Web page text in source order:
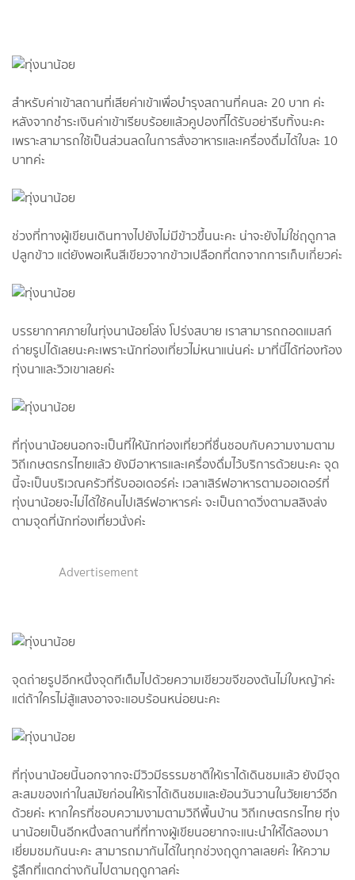
สำหรับค่าเข้าสถานที่เสียค่าเข้าเพื่อบำรุงสถานที่คนละ 20 บาท ค่ะ
หลังจากชำระเงินค่าเข้าเรียบร้อยแล้วคูปองที่ได้รับอย่ารีบทิ้งนะคะ
เพราะสามารถใช้เป็นส่วนลดในการสั่งอาหารและเครื่องดื่มได้ใบละ 10
บาทค่ะ
ช่วงที่ทางผู้เขียนเดินทางไปยังไม่มีข้าวขึ้นนะคะ น่าจะยังไม่ใช่ฤดูกาล
ปลูกข้าว แต่ยังพอเห็นสีเขียวจากข้าวเปลือกที่ตกจากการเก็บเกี่ยวค่ะ
บรรยากาศภายในทุ่งนาน้อยโล่ง โปร่งสบาย เราสามารถถอดแมสก์
ถ่ายรูปได้เลยนะคะเพราะนักท่องเที่ยวไม่หนาแน่นค่ะ มาที่นี่ได้ท่องท้อง
ทุ่งนาและวิวเขาเลยค่ะ
ที่ทุ่งนาน้อยนอกจะเป็นที่ให้นักท่องเที่ยวที่ชื่นชอบกับความงามตาม
วิถีเกษตรกรไทยแล้ว ยังมีอาหารและเครื่องดื่มไว้บริการด้วยนะคะ จุด
นี้จะเป็นบริเวณครัวที่รับออเดอร์ค่ะ เวลาเสิร์ฟอาหารตามออเดอร์ที่
ทุ่งนาน้อยจะไม่ได้ใช้คนไปเสิร์ฟอาหารค่ะ จะเป็นถาดวิ่งตามสลิงส่ง
ตามจุดที่นักท่องเที่ยวนั่งค่ะ
Advertisement
จุดถ่ายรูปอีกหนึ่งจุดทีเต็มไปด้วยความเขียวขจีของต้นไม่ใบหญ้าค่ะ
แต่ถ้าใครไม่สู้แสงอาจจะแอบร้อนหน่อยนะคะ
ที่ทุ่งนาน้อยนี้นอกจากจะมีวิวมีธรรมชาติให้เราได้เดินชมแล้ว ยังมีจุด
สะสมของเก่าในสมัยก่อนให้เราได้เดินชมและย้อนวันวานในวัยเยาว์อีก
ด้วยค่ะ หากใครที่ชอบความงามตามวิถีพื้นบ้าน วิถีเกษตรกรไทย ทุ่ง
นาน้อยเป็นอีกหนึ่งสถานที่ที่ทางผู้เขียนอยากจะแนะนำให้ได้ลองมา
เยี่ยมชมกันนะคะ สามารถมากันได้ในทุกช่วงฤดูกาลเลยค่ะ ให้ความ
รู้สึกที่แตกต่างกันไปตามฤดูกาลค่ะ